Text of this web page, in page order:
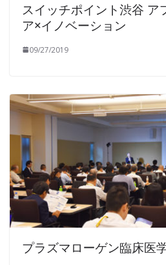
スイッチポイント渋谷 ア
ア×イノベーション
09/27/2019
プラズマローゲン臨床医